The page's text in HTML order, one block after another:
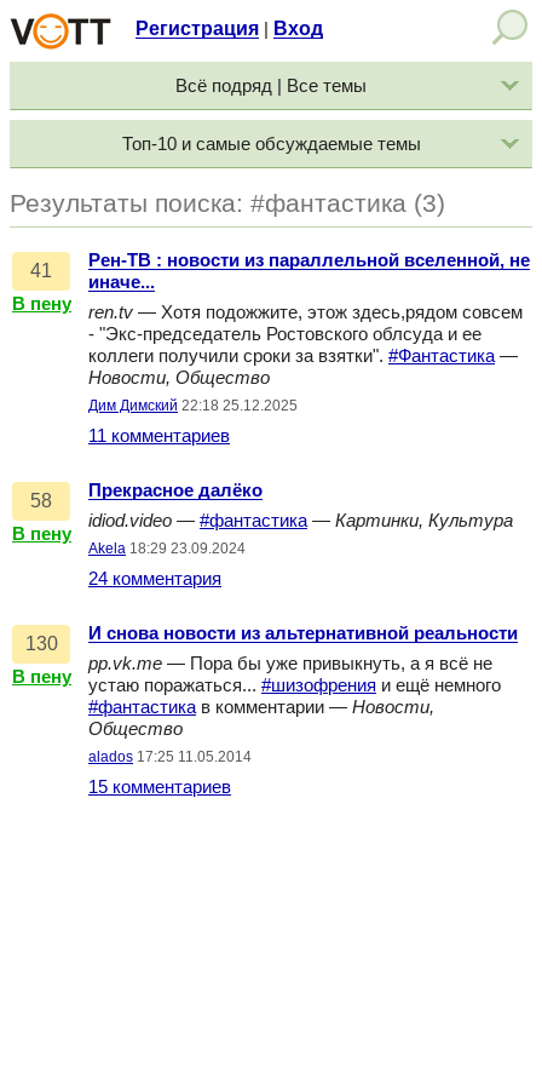
Регистрация Вход
Всё подряд | Все темы
Топ-10 и самые обсуждаемые темы
Результаты поиска: #фантастика (3)
41
В пену
Рен-ТВ : новости из параллельной вселенной, не
иначе...
ren.tv — Хотя подожжите, этож здесь,рядом совсем
- "Экс-председатель Ростовского облсуда и ее
коллеги получили сроки за взятки". #Фантастика —
Новости, Общество
Дим Димский 22:18 25.12.2025
11 комментариев
58
В пену
Прекрасное далёко
idiod.video — #фантастика — Картинки, Культура
Akela 18:29 23.09.2024
24 комментария
130
В пену
И снова новости из альтернативной реальности
pp.vk.me — Пора бы уже привыкнуть, а я всё не
устаю поражаться... #шизофрения и ещё немного
#фантастика в комментарии — Новости,
Общество
alados 17:25 11.05.2014
15 комментариев